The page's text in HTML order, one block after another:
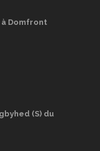
Domfront
(S) du